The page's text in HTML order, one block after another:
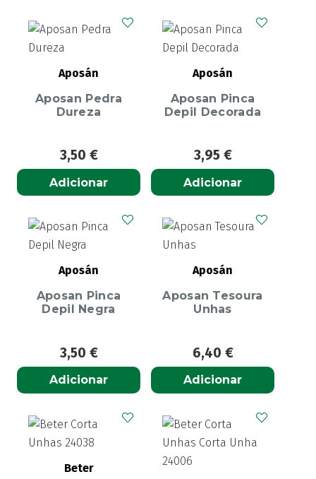
Aposán
Aposan Pedra
Dureza
3,50 €
Adicionar
Aposán
Aposan Pinca
Depil Decorada
3,95 €
Adicionar
Aposán
Aposan Pinca
Depil Negra
3,50 €
Adicionar
Aposán
Aposan Tesoura
Unhas
6,40 €
Adicionar
Beter